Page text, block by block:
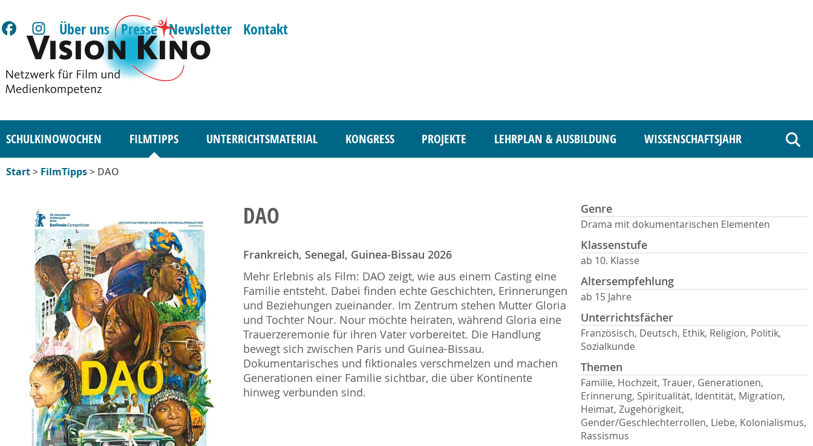
Über uns Presse Newsletter Kontakt
SCHULKINOWOCHEN FILMTIPPS UNTERRICHTSMATERIAL KONGRESS PROJEKTE LEHRPLAN & AUSBILDUNG WISSENSCHAFTSJAHR
Start> FilmTipps> DAO
DAO
Frankreich, Senegal, Guinea-Bissau 2026
Mehr Erlebnis als Film: DAO zeigt, wie aus einem Casting eine
Familie entsteht. Dabei finden echte Geschichten, Erinnerungen
und Beziehungen zueinander. Im Zentrum stehen Mutter Gloria
und Tochter Nour. Nour möchte heiraten, während Gloria eine
Trauerzeremonie für ihren Vater vorbereitet. Die Handlung
bewegt sich zwischen Paris und Guinea-Bissau.
Dokumentarisches und fiktionales verschmelzen und machen
Generationen einer Familie sichtbar, die über Kontinente
hinweg verbunden sind.
Genre
Drama mit dokumentarischen Elementen
Klassenstufe
ab 10. Klasse
Altersempfehlung
ab 15 Jahre
Unterrichtsfächer
Französisch, Deutsch, Ethik, Religion, Politik,
Sozialkunde
Themen
Familie, Hochzeit, Trauer, Generationen,
Erinnerung, Spiritualität, Identität, Migration,
Heimat, Zugehörigkeit,
Gender/Geschlechterrollen, Liebe, Kolonialismus,
Rassismus